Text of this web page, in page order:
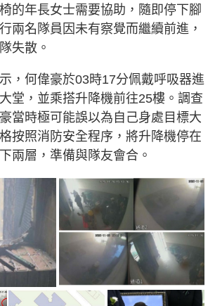
的年長女士需要協助，隨即停下腳
兩名隊員因未有察覺而繼續前進，
失散。
，何偉豪於03時17分佩戴呼吸器進
堂，並乘搭升降機前往25樓。調查
當時極可能誤以為自己身處目標大
按照消防安全程序，將升降機停在
兩層，準備與隊友會合。